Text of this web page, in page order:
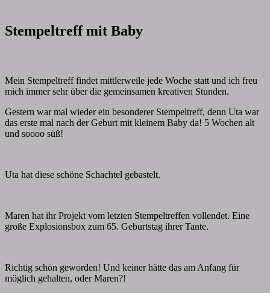
Stempeltreff
mit
Stempeltreff mit Baby
Mein Stempeltreff findet mittlerweile jede Woche statt und ich freu
mich immer sehr über die gemeinsamen kreativen Stunden.
Gestern war mal wieder ein besonderer Stempeltreff, denn Uta war
das erste mal nach der Geburt mit kleinem Baby da! 5 Wochen alt
und soooo süß!
Uta hat diese schöne Schachtel gebastelt.
Maren hat ihr Projekt vom letzten Stempeltreffen vollendet. Eine
große Explosionsbox zum 65. Geburtstag ihrer Tante.
Richtig schön geworden! Und keiner hätte das am Anfang für
möglich gehalten, oder Maren?!